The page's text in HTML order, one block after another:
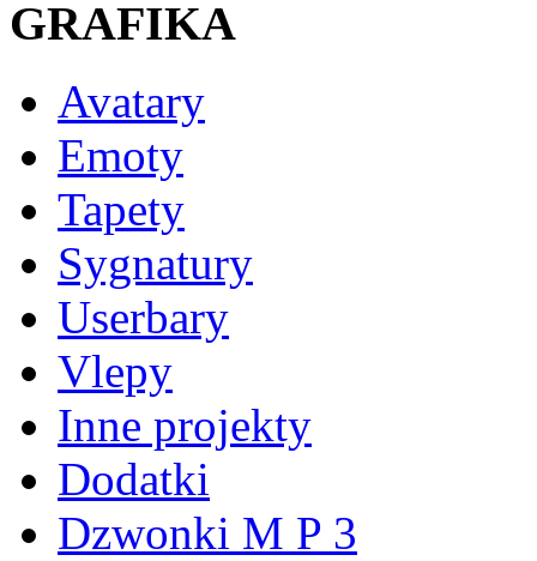
GRAFIKA
Avatary
Emoty
Tapety
Sygnatury
Userbary
Vlepy
Inne projekty
Dodatki
Dzwonki M P 3